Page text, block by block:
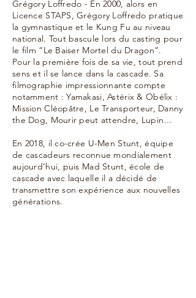
Grégory Loffredo - En 2000, alors en
Licence STAPS, Grégory Loffredo pratique
la gymnastique et le Kung Fu au niveau
national. Tout bascule lors du casting pour
le film “Le Baiser Mortel du Dragon”.
Pour la première fois de sa vie, tout prend
sens et il se lance dans la cascade. Sa
filmographie impressionnante compte
notamment : Yamakasi, Astérix & Obélix :
Mission Cléopâtre, Le Transporteur, Danny
the Dog, Mourir peut attendre, Lupin…
En 2018, il co-crée U-Men Stunt, équipe
de cascadeurs reconnue mondialement
aujourd’hui, puis Mad Stunt, école de
cascade avec laquelle il a décidé de
transmettre son expérience aux nouvelles
générations.